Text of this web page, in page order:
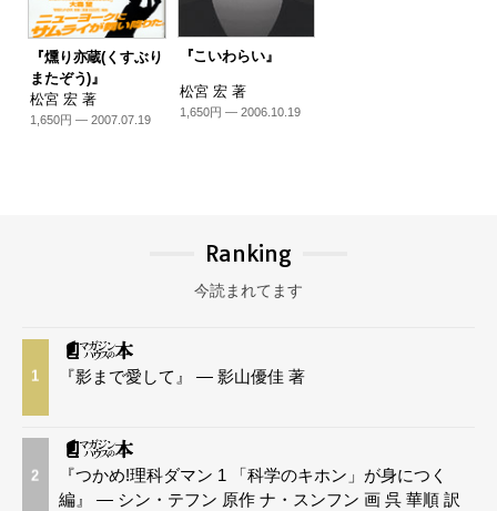
『燻り亦蔵(くすぶり
またぞう)』
松宮 宏 著
1,650円 — 2007.07.19
『こいわらい』
松宮 宏 著
1,650円 — 2006.10.19
Ranking
今読まれてます
1 『影まで愛して』 — 影山優佳 著
2
『つかめ!理科ダマン 1 「科学のキホン」が身につく
編』 — シン・テフン 原作 ナ・スンフン 画 呉 華順 訳